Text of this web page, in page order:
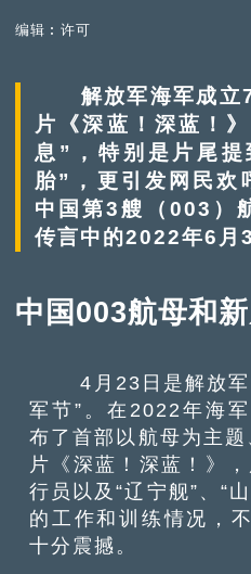
编辑︰许可
解放军海军成立
片《深蓝！深蓝！
息”，特别是片尾
胎”，更引发网民欢
中国第3艘（003）
传言中的2022年6月
中国003航母和
4月23日是解放军
军节”。在2022年海
布了首部以航母为主
片《深蓝！深蓝！》
行员以及“辽宁舰”、“
的工作和训练情况，
十分震撼。